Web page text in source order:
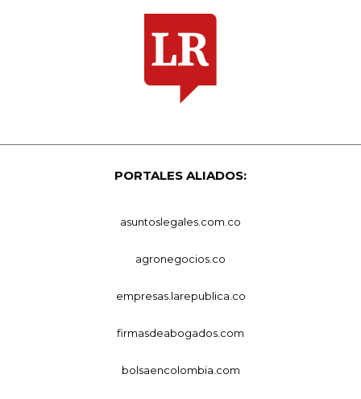
PORTALES ALIADOS:
asuntoslegales.com.co
agronegocios.co
empresas.larepublica.co
firmasdeabogados.com
bolsaencolombia.com